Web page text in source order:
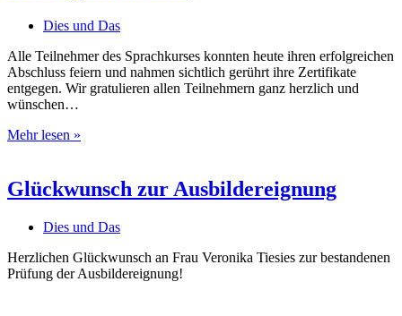
Dies und Das
Alle Teilnehmer des Sprachkurses konnten heute ihren erfolgreichen
Abschluss feiern und nahmen sichtlich gerührt ihre Zertifikate
entgegen. Wir gratulieren allen Teilnehmern ganz herzlich und
wünschen…
Mehr lesen »
Glückwunsch zur Ausbildereignung
Dies und Das
Herzlichen Glückwunsch an Frau Veronika Tiesies zur bestandenen
Prüfung der Ausbildereignung!